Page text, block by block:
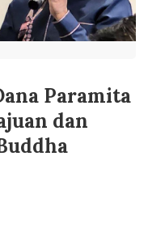
Paramita
dan